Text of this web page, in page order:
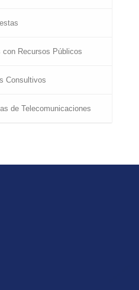
Recursos Públicos
Consultivos
de Telecomunicaciones